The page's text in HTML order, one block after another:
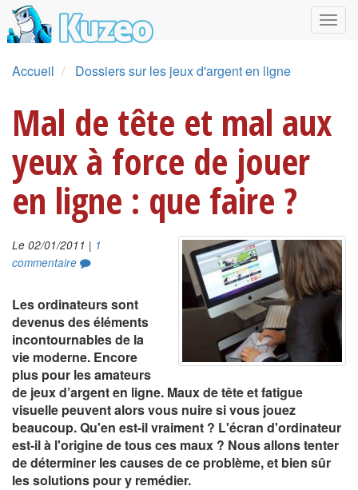
Accueil Dossiers sur les jeux d'argent en ligne
Mal de tête et mal aux
yeux à force de jouer
en ligne : que faire ?
Le 02/01/2011 | 1
commentaire
Les ordinateurs sont
devenus des éléments
incontournables de la
vie moderne. Encore
plus pour les amateurs
de jeux d’argent en ligne. Maux de tête et fatigue
visuelle peuvent alors vous nuire si vous jouez
beaucoup. Qu'en est-il vraiment ? L'écran d'ordinateur
est-il à l'origine de tous ces maux ? Nous allons tenter
de déterminer les causes de ce problème, et bien sûr
les solutions pour y remédier.